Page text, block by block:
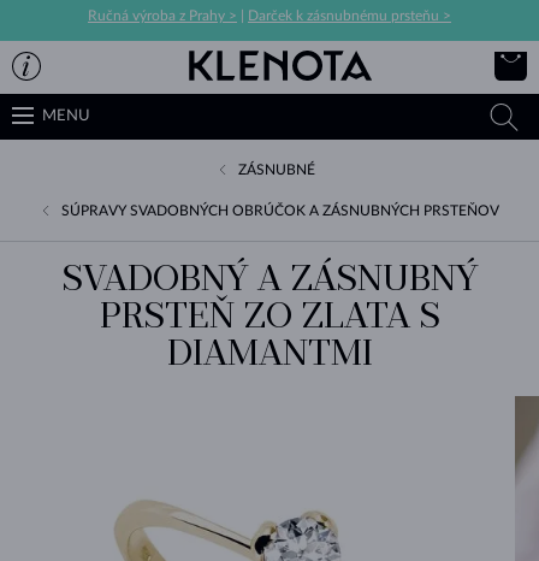
Ručná výroba z Prahy > Darček k zásnubnému prsteňu >
MENU
ZÁSNUBNÉ
SÚPRAVY SVADOBNÝCH OBRÚČOK A ZÁSNUBNÝCH PRSTEŇOV
SVADOBNÝ A ZÁSNUBNÝ
PRSTEŇ ZO ZLATA S
DIAMANTMI